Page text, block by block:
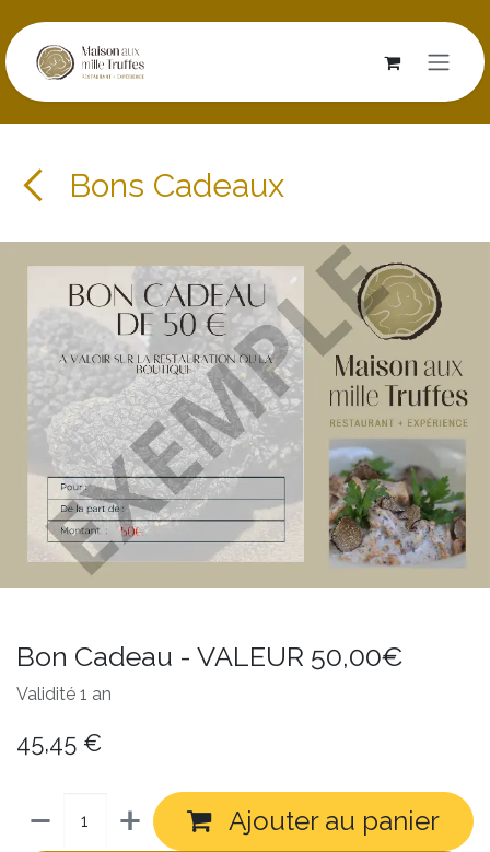
Se rendre au contenu
Bons Cadeaux
Bon Cadeau - VALEUR 50,00€
Validité 1 an
45,45 €
Ajouter au panier